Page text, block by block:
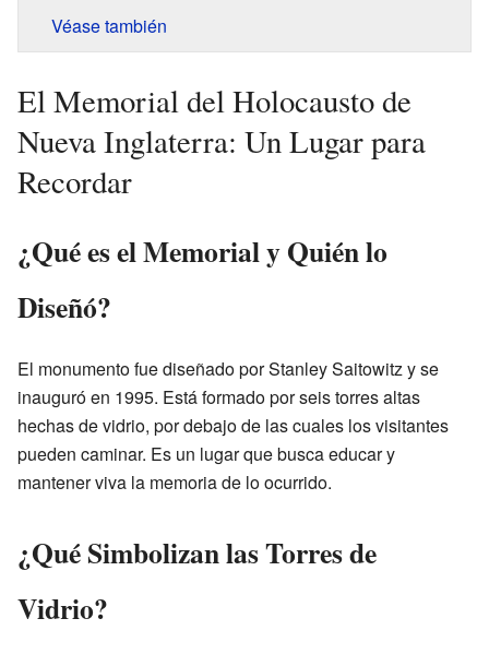
Véase también
El Memorial del Holocausto de
Nueva Inglaterra: Un Lugar para
Recordar
¿Qué es el Memorial y Quién lo
Diseñó?
El monumento fue diseñado por Stanley Saitowitz y se
inauguró en 1995. Está formado por seis torres altas
hechas de vidrio, por debajo de las cuales los visitantes
pueden caminar. Es un lugar que busca educar y
mantener viva la memoria de lo ocurrido.
¿Qué Simbolizan las Torres de
Vidrio?